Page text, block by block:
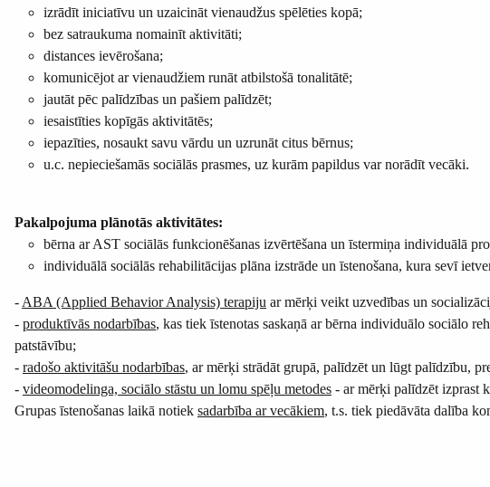
izrādīt iniciatīvu un uzaicināt vienaudžus spēlēties kopā;
bez satraukuma nomainīt aktivitāti;
distances ievērošana;
komunicējot ar vienaudžiem runāt atbilstošā tonalitātē;
jautāt pēc palīdzības un pašiem palīdzēt;
iesaistīties kopīgās aktivitātēs;
iepazīties, nosaukt savu vārdu un uzrunāt citus bērnus;
u.c. nepieciešamās sociālās prasmes, uz kurām papildus var norādīt vecāki.
Pakalpojuma plānotās aktivitātes:
bērna ar AST sociālās funkcionēšanas izvērtēšana un īstermiņa individuālā
individuālā sociālās rehabilitācijas plāna izstrāde un īstenošana, kura sevī
- ABA (Applied Behavior Analysis) terapiju ar mērķi veikt uzvedības un
- produktīvās nodarbības, kas tiek īstenotas saskaņā ar bērna individuālo sociālo
patstāvību;
- radošo aktivitāšu nodarbības, ar mērķi strādāt grupā, palīdzēt un lūgt palīdzību,
- videomodelinga, sociālo stāstu un lomu spēļu metodes - ar mērķi palīdzēt izprast
Grupas īstenošanas laikā notiek sadarbība ar vecākiem, t.s. tiek piedāvāta dalība